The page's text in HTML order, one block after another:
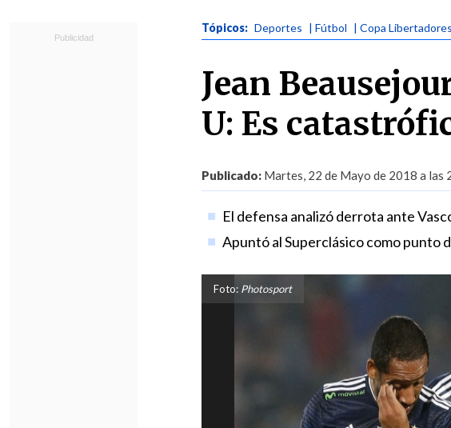
Tópicos: Deportes | Fútbol | Copa Libertadores
Jean
U: Es
Publicado: Martes, 22 de Mayo de 2018 a las
El defensa analizó derrota ante
Apuntó al Superclásico como punto
Foto: Photosport